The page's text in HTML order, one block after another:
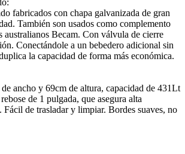
fabricados con chapa galvanizada de gran
También son usados como complemento
australianos Becam. Con válvula de cierre
Conectándole a un bebedero adicional sin
la capacidad de forma más económica.
ancho y 69cm de altura, capacidad de 431Lt
de 1 pulgada, que asegura alta
Fácil de trasladar y limpiar. Bordes suaves, no